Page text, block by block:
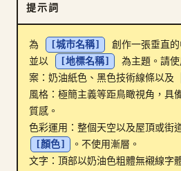
定價
下載
部落格
更新
提示詞
為 [城市名稱]
創作一張垂直
並以
[地標名稱]
為主題。請
案：奶油紙色、黑色技術線條以及
風格：極簡主義等距鳥瞰視角，具
質感。
[顏色]
。不使用漸層。
文字：頂部以奶油色粗體無襯線字